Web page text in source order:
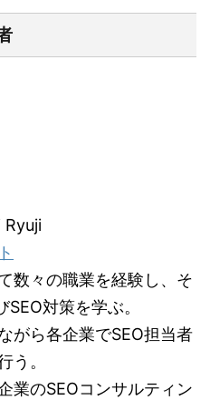
数々の職業を経験し、そ
対策を学ぶ。
がら各企業でSEO担当者
う。
業のSEOコンサルティン